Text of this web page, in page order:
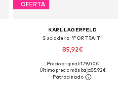
OFERTA
KARL LAGERFELD
Sudadera 'PORTRAIT'
85,92€
Tallas disponibles: S, M, L, XL, XXL
Añadir a la cesta
Precio original: 179,00€
Último precio más bajo:85,92€